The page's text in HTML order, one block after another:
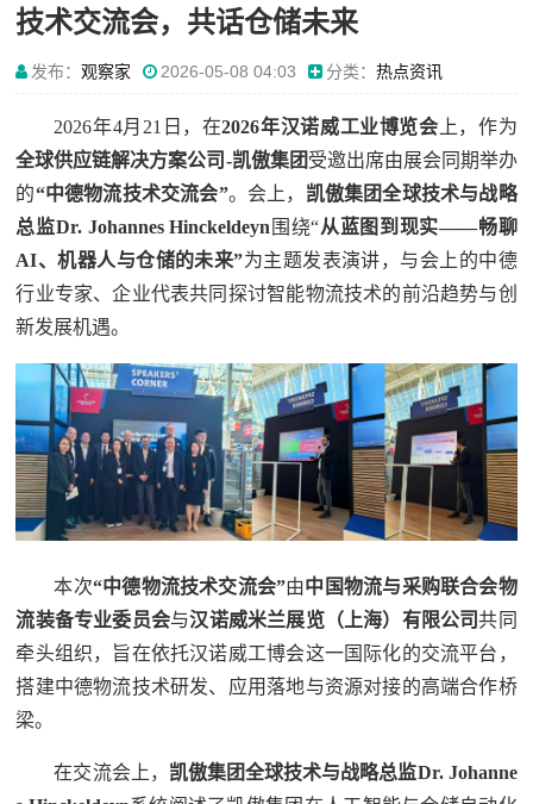
技术交流会，共话仓储未来
发布：观察家 2026-05-08 04:03 分类：热点资讯
2026年4月21日，在2026年汉诺威工业博览会 上，作为
全球供应链解决方案公司-凯傲集团 受邀出席由展会同期举办
的“中德物流技术交流会”。会上， 凯傲集团全球技术与战略
总监Dr. Johannes Hinckeldeyn 围绕“从蓝图到现实——畅聊
AI、机器人与仓储的未来”为主题发表演讲，与会上的中德
行业专家、企业代表共同探讨智能物流技术的前沿趋势与创
新发展机遇。
本次“中德物流技术交流会”由中国物流与采购联合会物
流装备专业委员会与汉诺威米兰展览（上海）有限公司共同
牵头组织，旨在依托汉诺威工博会这一国际化的交流平台，
搭建中德物流技术研发、应用落地与资源对接的高端合作桥
梁。
在交流会上， 凯傲集团全球技术与战略总监Dr. Johanne